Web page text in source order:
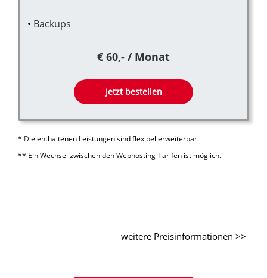
Backups
€ 60,- / Monat
Jetzt bestellen
* Die enthaltenen Leistungen sind flexibel erweiterbar.
** Ein Wechsel zwischen den Webhosting-Tarifen ist möglich.
weitere Preisinformationen >>